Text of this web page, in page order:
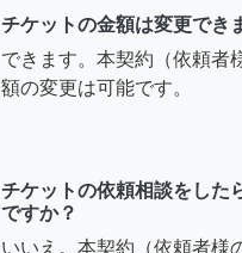
チケットの金額は変更でき
できます。本契約（依頼者
額の変更は可能です。
チケットの依頼相談をした
ですか？
いいえ。本契約（依頼者様